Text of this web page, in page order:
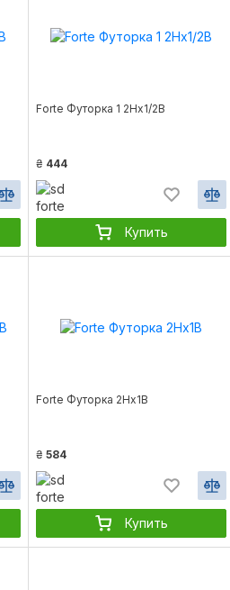
Forte Футорка 1 2Нх1/2В
₴ 444
Купить
Forte Футорка 2Нх1В
₴ 584
Купить